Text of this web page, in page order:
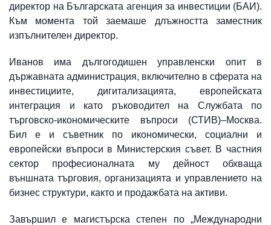
директор на Българската агенция за инвестиции (БАИ).
Към момента той заемаше длъжността заместник
изпълнителен директор.
Иванов има дългогодишен управленски опит в
държавната администрация, включително в сферата на
инвестициите, дигитализацията, европейската
интеграция и като ръководител на Службата по
търговско-икономическите въпроси (СТИВ)–Москва.
Бил е и съветник по икономически, социални и
европейски въпроси в Министерския съвет. В частния
сектор професионалната му дейност обхваща
външната търговия, организацията и управлението на
бизнес структури, както и продажбата на активи.
Завършил е магистърска степен по „Международни